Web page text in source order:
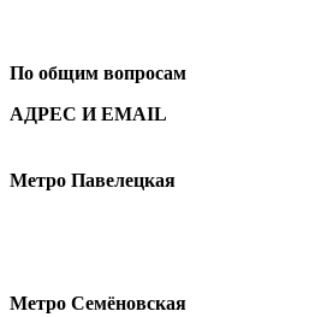
По общим вопросам
АДРЕС И EMAIL
Метро Павелецкая
Метро Семёновская